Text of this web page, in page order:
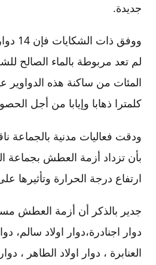
جديدة.
ووفق
لم تعد مربوطة بالماء الصالح
كلمترا ذهابا وإيابا من أجل
ودقت فعاليات مدنية
بأن تزداد أزمة العطش بجماعة
ارتفاع درجة الحرارة وتأثيرها
جدير بالذكر أن أزمة العطش مست
دوار اجنادرة،دوار اولاد سالم،
العنابرة ، دوار اولاد الطاهر ،